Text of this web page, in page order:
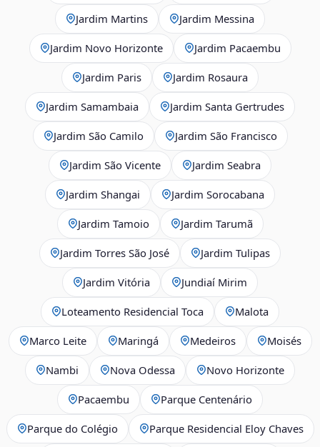
Jardim Martins Jardim Messina
Jardim Novo Horizonte Jardim Pacaembu
Jardim Paris Jardim Rosaura
Jardim Samambaia Jardim Santa Gertrudes
Jardim São Camilo Jardim São Francisco
Jardim São Vicente Jardim Seabra
Jardim Shangai Jardim Sorocabana
Jardim Tamoio Jardim Tarumã
Jardim Torres São José Jardim Tulipas
Jardim Vitória Jundiaí Mirim
Loteamento Residencial Toca Malota
Marco Leite Maringá Medeiros Moisés
Nambi Nova Odessa Novo Horizonte
Pacaembu Parque Centenário
Parque do Colégio Parque Residencial Eloy Chaves